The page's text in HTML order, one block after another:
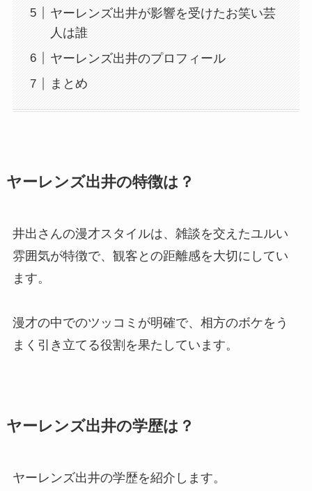
ヤーレンズ出井が影響を受けたお笑い芸
人は誰
ヤーレンズ出井のプロフィール
まとめ
ヤーレンズ出井の特徴は？
井出さんの漫才スタイルは、雑談を交えたユルい
雰囲気が特徴で、観客との距離感を大切にしてい
ます。
漫才の中でのツッコミが明確で、相方のボケをう
まく引き立てる役割を果たしています。
ヤーレンズ出井の学歴は？
ヤーレンズ出井の学歴を紹介します。